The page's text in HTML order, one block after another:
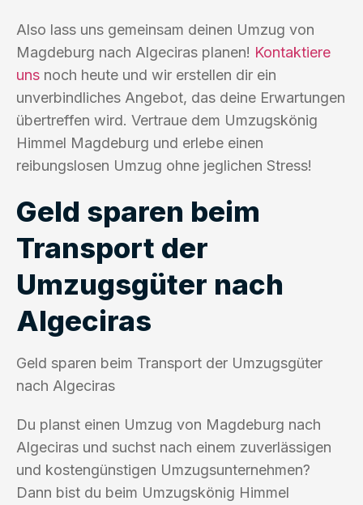
Also lass uns gemeinsam deinen Umzug von
Magdeburg nach Algeciras planen! Kontaktiere
uns noch heute und wir erstellen dir ein
unverbindliches Angebot, das deine Erwartungen
übertreffen wird. Vertraue dem Umzugskönig
Himmel Magdeburg und erlebe einen
reibungslosen Umzug ohne jeglichen Stress!
Geld sparen beim
Transport der
Umzugsgüter nach
Algeciras
Geld sparen beim Transport der Umzugsgüter
nach Algeciras
Du planst einen Umzug von Magdeburg nach
Algeciras und suchst nach einem zuverlässigen
und kostengünstigen Umzugsunternehmen?
Dann bist du beim Umzugskönig Himmel